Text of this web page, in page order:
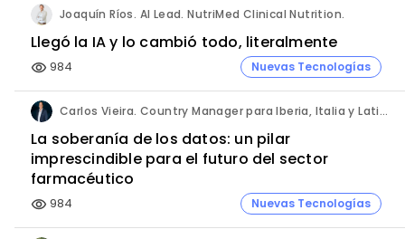
Joaquín Ríos. AI Lead. NutriMed Clinical Nutrition.
Llegó la IA y lo cambió todo, literalmente
visibility 984 Nuevas Tecnologías
Carlos Vieira. Country Manager para Iberia, Italia y Latinoamérica. Hornetsecurity.
La soberanía de los datos: un pilar
imprescindible para el futuro del sector
farmacéutico
visibility 984 Nuevas Tecnologías